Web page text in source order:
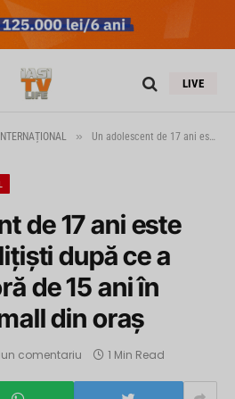
LIVE
» Un adolescent de 17 ani este căutat de poliţişti după ce a violat o minoră de 15 ani în toaleta unui mall din oraş
de 17 ani este
după ce a
de 15 ani în
din oraş
comentariu 1 Min Read